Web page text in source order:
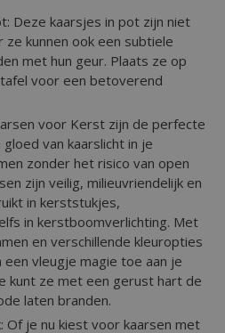
Deze kaarsjes in pot zijn niet
ze kunnen ook een subtiele
met hun geur. Plaats ze op
voor een betoverend
voor Kerst zijn de perfecte
van kaarslicht in je
zonder het risico van open
zijn veilig, milieuvriendelijk en
in kerststukjes,
in kerstboomverlichting. Met
en verschillende kleuropties
een vleugje magie toe aan je
kunt ze met een gerust hart de
laten branden.
Of je nu kiest voor kaarsen met